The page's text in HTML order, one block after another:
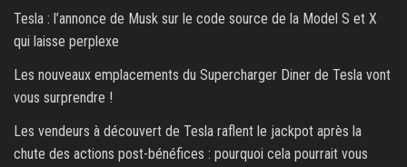
Tesla : l’annonce de Musk sur le code source de la Model S et X
qui laisse perplexe
Les nouveaux emplacements du Supercharger Diner de Tesla vont
vous surprendre !
Les vendeurs à découvert de Tesla raflent le jackpot après la
chute des actions post-bénéfices : pourquoi cela pourrait vous